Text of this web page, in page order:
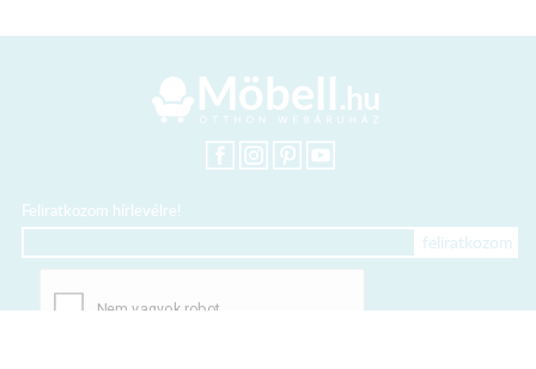
Feliratkozom hírlevélre!